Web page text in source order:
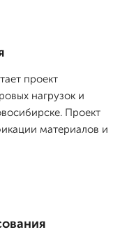
проект
нагрузок и
Проект
материалов и